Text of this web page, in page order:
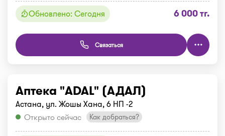
Обновлено: Сегодня 6 000 тг.
Связаться
Аптека "ADAL" (АДАЛ)
Астана, ул. Жошы Хана, 6 НП -2
Открыто сейчас
Как добраться?